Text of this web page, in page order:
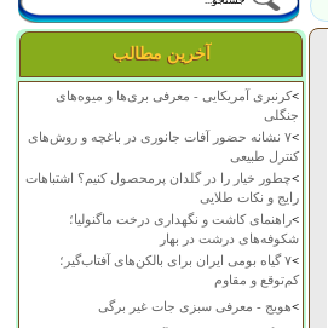
آخرین مطالب
>کرنبری آمریکایی - معرفی بری‌ها و میوه‌های
جنگلی
>
۷ نشانه حضور آفات جانوری در باغچه و روش‌های
کنترل طبیعی
>چطور خیار را در گلدان پرمحصول کنیم؟ اشتباهات
رایج و نکات طلایی
>راهنمای کاشت و نگهداری درخت ماگنولیا؛
شکوفه‌های درشت در بهار
>
۷ گیاه بومی ایران برای بالکن‌های آفتاب‌گیر؛
کم‌توقع و مقاوم
>هویج - معرفی سبزی جات غیر برگی